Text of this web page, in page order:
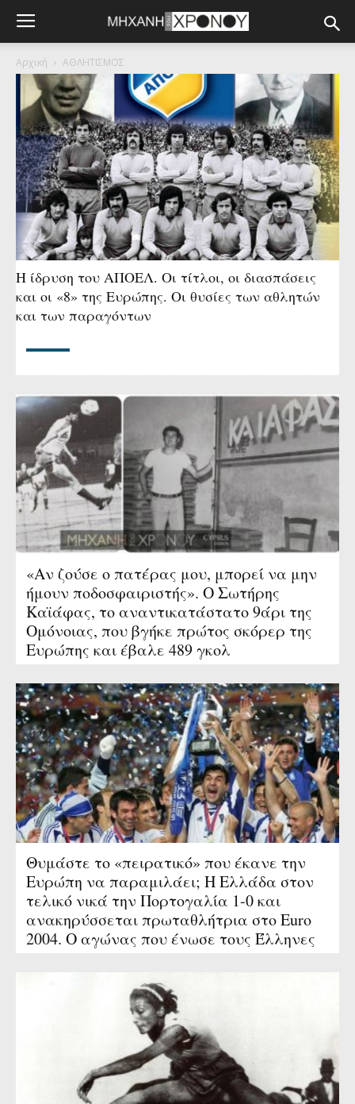
Αρχική ΑΘΛΗΤΙΣΜΟΣ
Η ίδρυση του ΑΠΟΕΛ. Οι τίτλοι, οι διασπάσεις
και οι «8» της Ευρώπης. Οι θυσίες των αθλητών
και των παραγόντων
«Αν ζούσε ο πατέρας μου, μπορεί να μην
ήμουν ποδοσφαιριστής». Ο Σωτήρης
Καϊάφας, το αναντικατάστατο 9άρι της
Ομόνοιας, που βγήκε πρώτος σκόρερ της
Ευρώπης και έβαλε 489 γκολ
Θυμάστε το «πειρατικό» που έκανε την
Ευρώπη να παραμιλάει; Η Ελλάδα στον
τελικό νικά την Πορτογαλία 1-0 και
ανακηρύσσεται πρωταθλήτρια στο Euro
2004. Ο αγώνας που ένωσε τους Έλληνες